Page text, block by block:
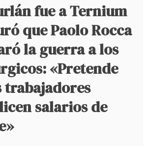
fue a Ternium
que Paolo Rocca
la guerra a los
«Pretende
trabajadores
salarios de